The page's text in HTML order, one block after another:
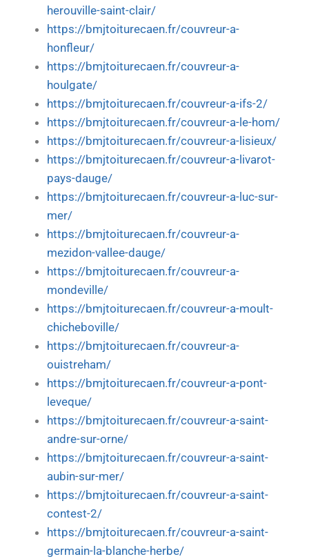
herouville-saint-clair/
https://bmjtoiturecaen.fr/couvreur-a-
honfleur/
https://bmjtoiturecaen.fr/couvreur-a-
houlgate/
https://bmjtoiturecaen.fr/couvreur-a-ifs-2/
https://bmjtoiturecaen.fr/couvreur-a-le-hom/
https://bmjtoiturecaen.fr/couvreur-a-lisieux/
https://bmjtoiturecaen.fr/couvreur-a-livarot-
pays-dauge/
https://bmjtoiturecaen.fr/couvreur-a-luc-sur-
mer/
https://bmjtoiturecaen.fr/couvreur-a-
mezidon-vallee-dauge/
https://bmjtoiturecaen.fr/couvreur-a-
mondeville/
https://bmjtoiturecaen.fr/couvreur-a-moult-
chicheboville/
https://bmjtoiturecaen.fr/couvreur-a-
ouistreham/
https://bmjtoiturecaen.fr/couvreur-a-pont-
leveque/
https://bmjtoiturecaen.fr/couvreur-a-saint-
andre-sur-orne/
https://bmjtoiturecaen.fr/couvreur-a-saint-
aubin-sur-mer/
https://bmjtoiturecaen.fr/couvreur-a-saint-
contest-2/
https://bmjtoiturecaen.fr/couvreur-a-saint-
germain-la-blanche-herbe/